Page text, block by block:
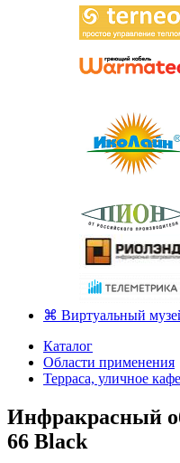
⌘ Виртуальный
Каталог
Области применения
Терраса, уличное кафе
Инфракрасный
66 Black